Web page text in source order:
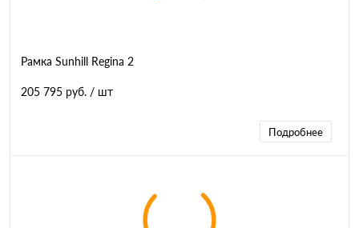
Рамка Sunhill Regina 2
205 795 руб. / шт
Подробнее